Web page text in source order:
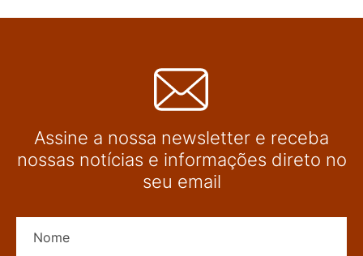
Assine a nossa newsletter e receba
nossas notícias e informações direto no
seu email